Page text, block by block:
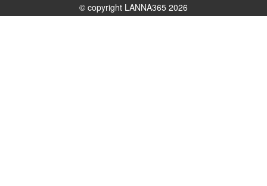
© copyright LANNA365 2026